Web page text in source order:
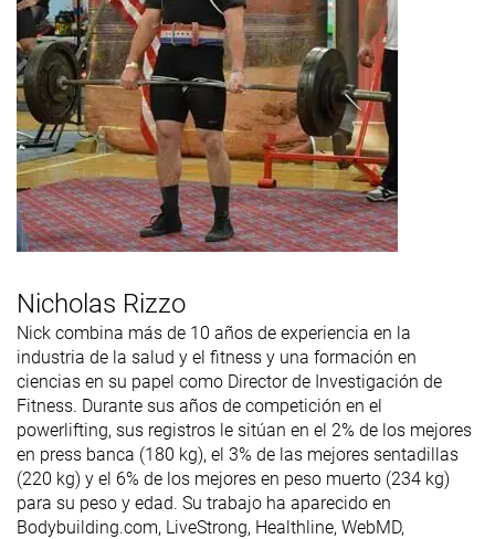
Nicholas Rizzo
Nick combina más de 10 años de experiencia en la
industria de la salud y el fitness y una formación en
ciencias en su papel como Director de Investigación de
Fitness. Durante sus años de competición en el
powerlifting, sus registros le sitúan en el 2% de los mejores
en press banca (180 kg), el 3% de las mejores sentadillas
(220 kg) y el 6% de los mejores en peso muerto (234 kg)
para su peso y edad. Su trabajo ha aparecido en
Bodybuilding.com, LiveStrong, Healthline, WebMD,